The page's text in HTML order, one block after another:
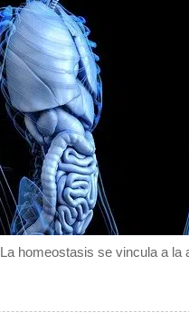
La homeostasis se vincula a la